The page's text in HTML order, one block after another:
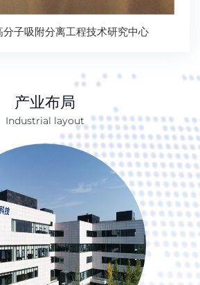
子吸附分离工程技术研究中心
产业布局
Industrial layout